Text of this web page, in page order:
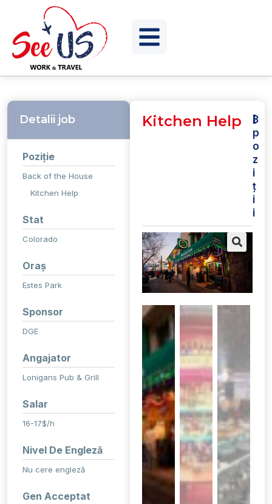
Detalii job
Poziție
Back of the House
Kitchen Help
Stat
Colorado
Oraș
Estes Park
Sponsor
DGE
Angajator
Lonigans Pub & Grill
Salar
16-17$/h
Nivel De Engleză
Nu cere engleză
Gen Acceptat
Kitchen Help (
3
p
o
z
i
ț
i
i
)